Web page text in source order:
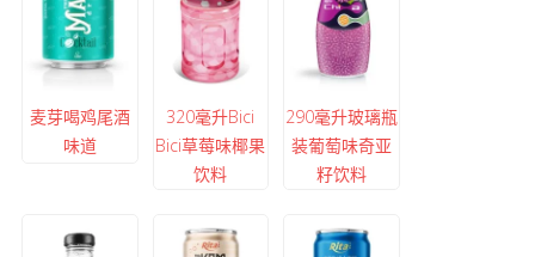
麦芽喝鸡尾酒
味道
320毫升Bici
Bici草莓味椰果
饮料
290毫升玻璃瓶
装葡萄味奇亚
籽饮料